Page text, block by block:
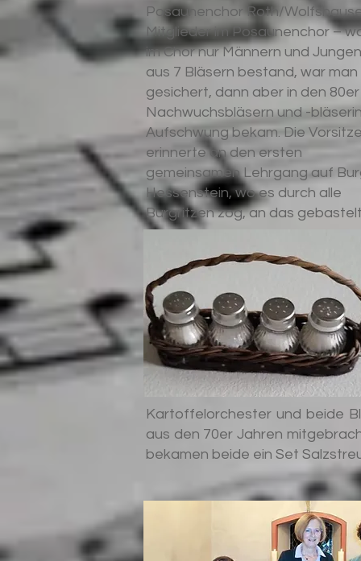
Posaunenchor Roth/
Mitglieder im Posaunenchor –
im Chor nur Männern und
aus 7 Bläsern bestand, war
gesichert, dann aber in den
Nachwuchsbläsern und -
Aufschwung bekam. Die
erinnerte an den ersten
gemeinsamen Lehrgang auf
Hessenstein, wo es durch alle
Burgritzen zog, an das
Kartoffelorchester und beide
aus den 70er Jahren
bekamen beide ein Set